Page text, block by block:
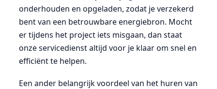
onderhouden en opgeladen, zodat je verzekerd
bent van een betrouwbare energiebron. Mocht
er tijdens het project iets misgaan, dan staat
onze servicedienst altijd voor je klaar om snel en
efficiënt te helpen.
Een ander belangrijk voordeel van het huren van